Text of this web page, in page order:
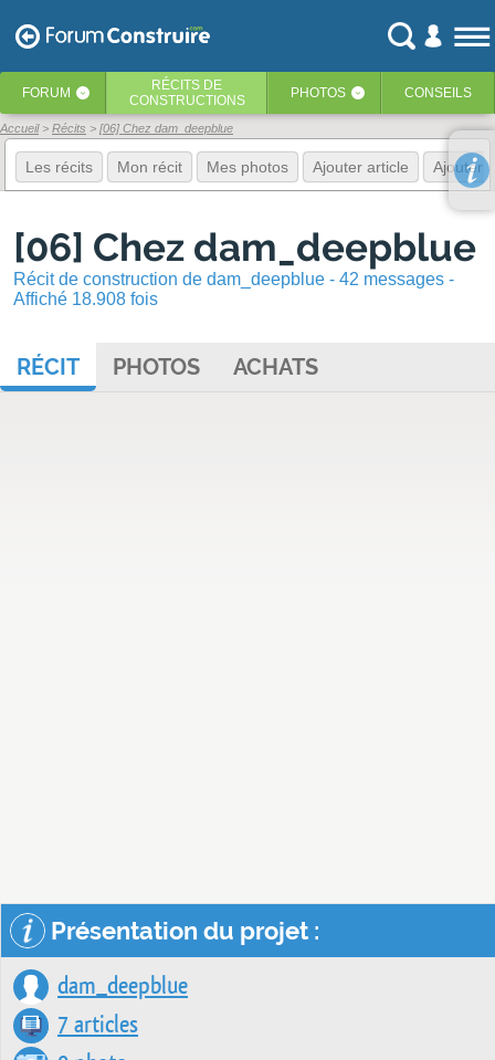
FORUM ‹ RÉCITS DE
CONSTRUCTIONS
PHOTOS ‹ CONSEILS
Accueil Récits [06] Chez dam_deepblue
Les récits Mon récit Mes photos Ajouter article Ajouter
[06] Chez dam_deepblue
Récit de construction de dam_deepblue - 42 messages -
Affiché 18.908 fois
RÉCIT PHOTOS ACHATS
Présentation du projet :
dam_deepblue
7 articles